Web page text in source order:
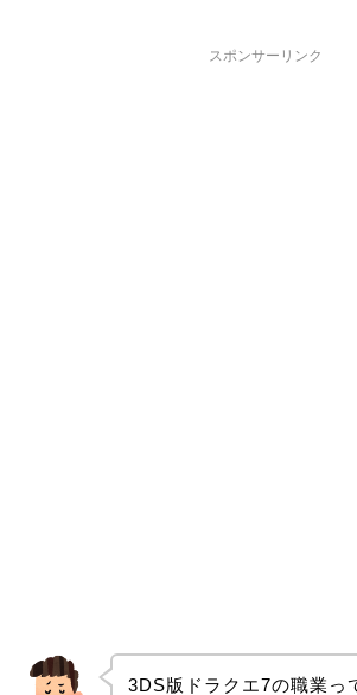
スポンサーリンク
3DS版ドラクエ7の職業っ